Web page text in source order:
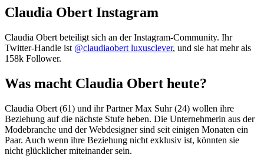
Claudia Obert Instagram
Claudia Obert beteiligt sich an der Instagram-Community. Ihr
Twitter-Handle ist @claudiaobert luxusclever, und sie hat mehr als
158k Follower.
Was macht Claudia Obert heute?
Claudia Obert (61) und ihr Partner Max Suhr (24) wollen ihre
Beziehung auf die nächste Stufe heben. Die Unternehmerin aus der
Modebranche und der Webdesigner sind seit einigen Monaten ein
Paar. Auch wenn ihre Beziehung nicht exklusiv ist, könnten sie
nicht glücklicher miteinander sein.